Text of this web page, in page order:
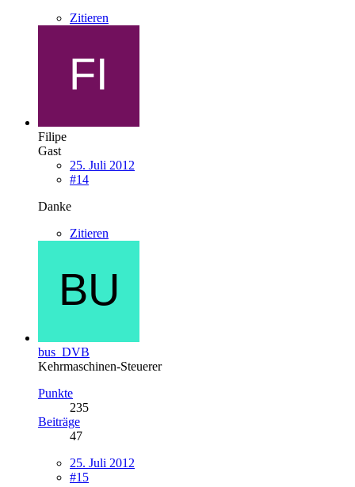
Zitieren
Filipe
Gast
25. Juli 2012
#14
Danke
Zitieren
bus_DVB
Kehrmaschinen-Steuerer
Punkte
235
Beiträge
47
25. Juli 2012
#15